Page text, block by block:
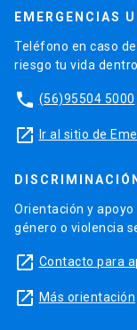
EMERGENCIAS
Teléfono en caso
riesgo tu vida
phone (56)95504 5000
launch Ir al sitio de
Orientación y
género o violencia
launch Contacto para
launch Más orientación